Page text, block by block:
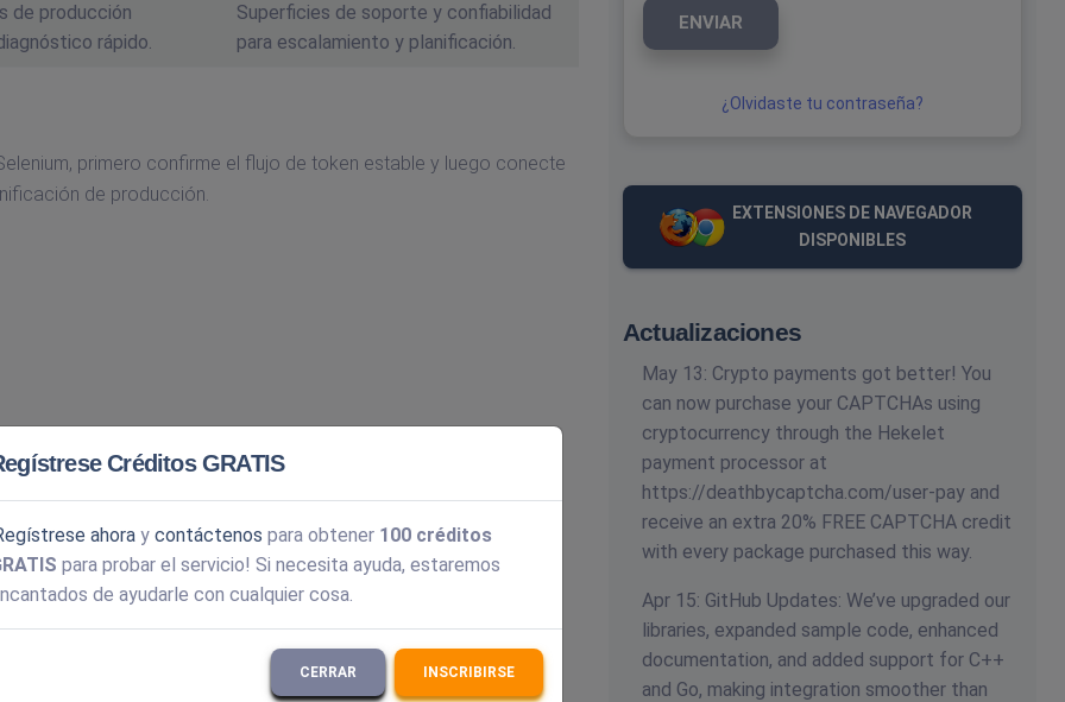
de producción
rápido.
Superficies de soporte y confiabilidad
para escalamiento y planificación.
primero confirme el flujo de token estable y luego conecte
de producción.
ENVIAR
¿Olvidaste tu contraseña?
EXTENSIONES DE NAVEGADOR
DISPONIBLES
Actualizaciones
May 13: Crypto payments got better! You
can now purchase your CAPTCHAs using
cryptocurrency through the Hekelet
payment processor at
https://deathbycaptcha.com/user-pay and
receive an extra 20% FREE CAPTCHA credit
with every package purchased this way.
Apr 15: GitHub Updates: We’ve upgraded our
libraries, expanded sample code, enhanced
documentation, and added support for C++
and Go, making integration smoother than
Créditos GRATIS
ahora y contáctenos para obtener 100 créditos
para probar el servicio! Si necesita ayuda, estaremos
de ayudarle con cualquier cosa.
CERRAR INSCRIBIRSE